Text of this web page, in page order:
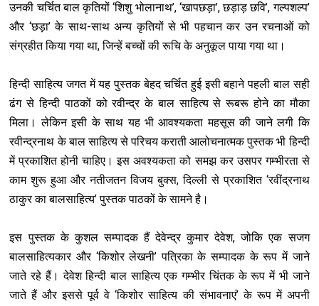
उनकी चर्चित बाल कृतियों ‘शिशु भोलानाथ’, ‘खापछड़ा’, छड़ाड़ छवि’, गल्पशल्प’
और ‘छड़ा’ के साथ-साथ अन्य कृतियों से भी पहचान कर उन रचनाओं को
संग्रहीत किया गया था, जिन्हें बच्चों की रूचि के अनुकूल पाया गया था।
हिन्दी साहित्य जगत में यह पुस्तक बेहद चर्चित हुई इसी बहाने पहली बाल सही
ढंग से हिन्दी पाठकों को रवीन्द्र के बाल साहित्य से रूबरू होने का मौका
मिला। लेकिन इसी के साथ यह भी आवश्यकता महसूस की जाने लगी कि
रवीन्द्रनाथ के बाल साहित्य से परिचय कराती आलोचनात्मक पुस्तक भी हिन्दी
में प्रकाशि‍त होनी चाहिए। इस अवश्यकता को समझ कर उसपर गम्भीरता से
काम शुरू हुआ और नतीजतन विजय बुक्स, दिल्ली से प्रकाशित ‘रवींद्रनाथ
ठाकुर का बालसाहित्य’ पुस्तक पाठकों के सामने है।
इस पुस्तक के कुशल सम्पादक हैं देवेन्द्र कुमार देवेश, जोकि एक सजग
बालसाहित्यकार और ‘किशोर लेखनी’ पत्रिका के सम्पादक के रूप में जाने
जाते रहे हैं। देवेश हिन्दी बाल साहित्य एक गम्भीर चिंतक के रूप में भी जाने
जाते हैं और इससे पूर्व वे ‘किशोर साहित्य की संभावनाएं’ के रूप में अपनी